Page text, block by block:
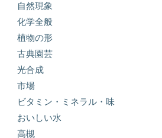
自然現象
化学全般
植物の形
古典園芸
光合成
市場
ビタミン・ミネラル・味
おいしい水
高槻